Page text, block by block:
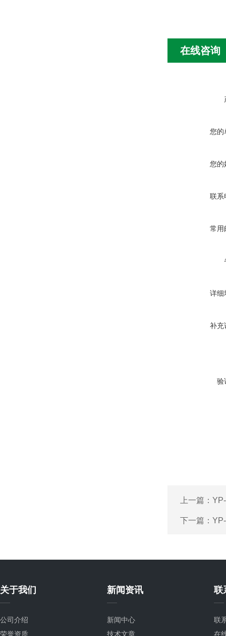
在线咨询
您的
您的
联系
常用
详细
补充
验
上一篇：
下一篇：
关于我们
公司介绍
荣誉资质
新闻资讯
新闻中心
技术文章
联
联
在